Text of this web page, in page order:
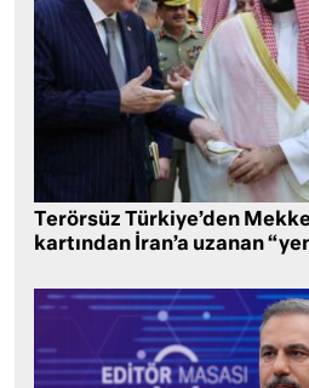
Terörsüz Türkiye’den
kartından İran’a uzanan